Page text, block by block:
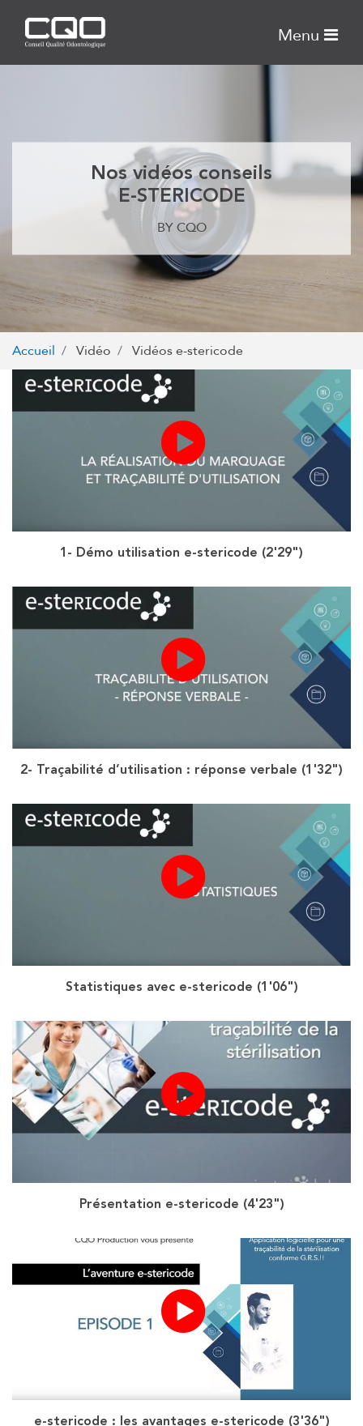
Nos vidéos conseils
E-STERICODE
BY CQO
Accueil Vidéo Vidéos e-stericode
1- Démo utilisation e-stericode (2'29")
2- Traçabilité d’utilisation : réponse verbale (1'32")
Statistiques avec e-stericode (1'06")
Présentation e-stericode (4'23")
e-stericode : les avantages e-stericode (3'36")
Menu